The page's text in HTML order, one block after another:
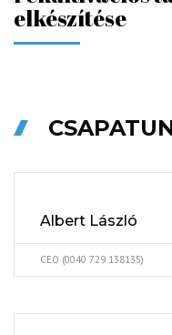
elkészítése
Albert László
CEO (0040 729 138135)